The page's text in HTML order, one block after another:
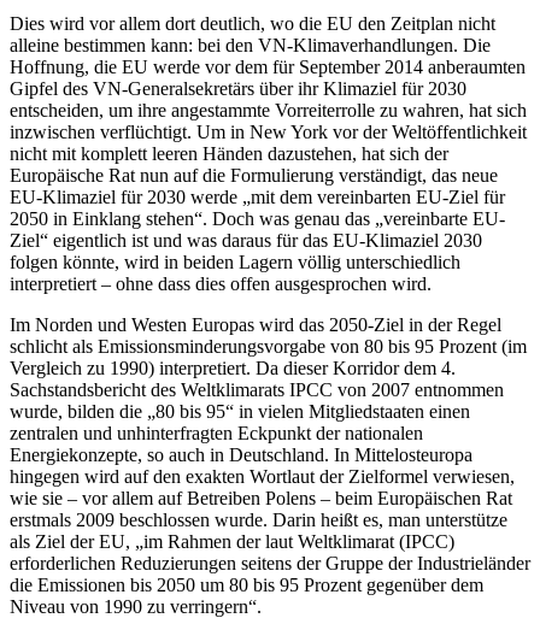
Dies wird vor allem dort deutlich, wo die EU den Zeitplan nicht
alleine bestimmen kann: bei den VN-Klimaverhandlungen. Die
Hoffnung, die EU werde vor dem für September 2014 anberaumten
Gipfel des VN-Generalsekretärs über ihr Klimaziel für 2030
entscheiden, um ihre angestammte Vorreiterrolle zu wahren, hat sich
inzwischen verflüchtigt. Um in New York vor der Weltöffentlichkeit
nicht mit komplett leeren Händen dazustehen, hat sich der
Europäische Rat nun auf die Formulierung verständigt, das neue
EU-Klimaziel für 2030 werde „mit dem vereinbarten EU-Ziel für
2050 in Einklang stehen“. Doch was genau das „vereinbarte EU-
Ziel“ eigentlich ist und was daraus für das EU-Klimaziel 2030
folgen könnte, wird in beiden Lagern völlig unterschiedlich
interpretiert – ohne dass dies offen ausgesprochen wird.
Im Norden und Westen Europas wird das 2050-Ziel in der Regel
schlicht als Emissionsminderungsvorgabe von 80 bis 95 Prozent (im
Vergleich zu 1990) interpretiert. Da dieser Korridor dem 4.
Sachstandsbericht des Weltklimarats IPCC von 2007 entnommen
wurde, bilden die „80 bis 95“ in vielen Mitgliedstaaten einen
zentralen und unhinterfragten Eckpunkt der nationalen
Energiekonzepte, so auch in Deutschland. In Mittelosteuropa
hingegen wird auf den exakten Wortlaut der Zielformel verwiesen,
wie sie – vor allem auf Betreiben Polens – beim Europäischen Rat
erstmals 2009 beschlossen wurde. Darin heißt es, man unterstütze
als Ziel der EU, „im Rahmen der laut Weltklimarat (IPCC)
erforderlichen Reduzierungen seitens der Gruppe der Industrieländer
die Emissionen bis 2050 um 80 bis 95 Prozent gegenüber dem
Niveau von 1990 zu verringern“.